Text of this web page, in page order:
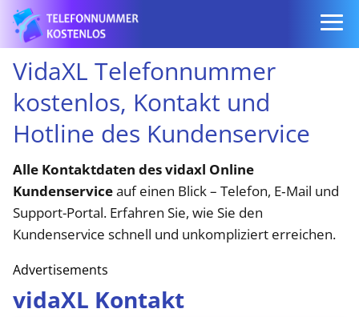
VidaXL Telefonnummer
kostenlos, Kontakt und
Hotline des Kundenservice
Alle Kontaktdaten des vidaxl Online
Kundenserviceauf einen Blick – Telefon, E‑Mail und
Support-Portal. Erfahren Sie, wie Sie den
Kundenservice schnell und unkompliziert erreichen.
Advertisements
vidaXL Kontakt